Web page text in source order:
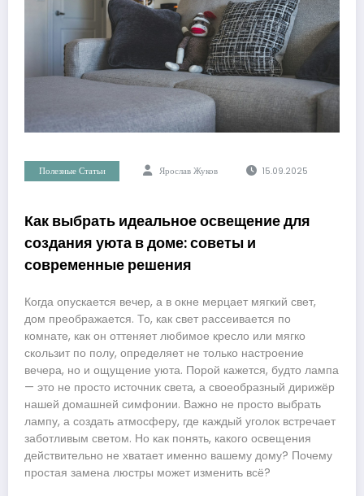
Полезные Статьи Ярослав Жуков 15.09.2025
Как выбрать идеальное освещение для
создания уюта в доме: советы и
современные решения
Когда опускается вечер, а в окне мерцает мягкий свет,
дом преображается. То, как свет рассеивается по
комнате, как он оттеняет любимое кресло или мягко
скользит по полу, определяет не только настроение
вечера, но и ощущение уюта. Порой кажется, будто лампа
— это не просто источник света, а своеобразный дирижёр
нашей домашней симфонии. Важно не просто выбрать
лампу, а создать атмосферу, где каждый уголок встречает
заботливым светом. Но как понять, какого освещения
действительно не хватает именно вашему дому? Почему
простая замена люстры может изменить всё?